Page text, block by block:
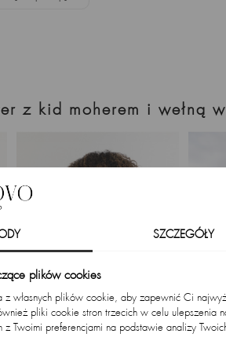
z kid moherem i wełną
SZCZEGÓŁY
plików cookies
z własnych plików cookie, aby zapewnić Ci
pliki cookie stron trzecich w celu ulepszenia
z Twoimi preferencjami na podstawie analizy